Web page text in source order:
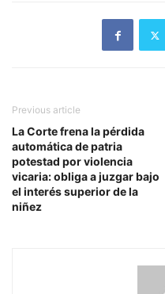
Previous article
La Corte frena la pérdida
automática de patria
potestad por violencia
vicaria: obliga a juzgar bajo
el interés superior de la
niñez